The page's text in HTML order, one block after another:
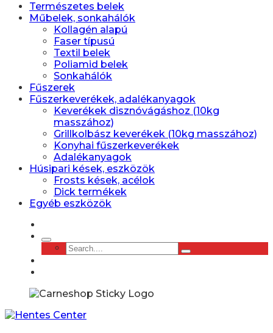
Természetes belek
Műbelek, sonkahálók
Kollagén alapú
Faser típusú
Textil belek
Poliamid belek
Sonkahálók
Fűszerek
Fűszerkeverékek, adalékanyagok
Keverékek disznóvágáshoz (10kg
masszához)
Grillkolbász keverékek (10kg masszához)
Konyhai fűszerkeverékek
Adalékanyagok
Húsipari kések, eszközök
Frosts kések, acélok
Dick termékek
Egyéb eszközök